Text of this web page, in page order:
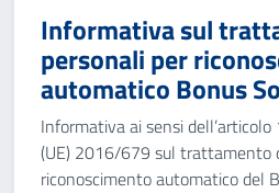
Informativa sul
personali per
automatico Bonus
Informativa ai sensi
(UE) 2016/679 sul trattamento
riconoscimento automatico del